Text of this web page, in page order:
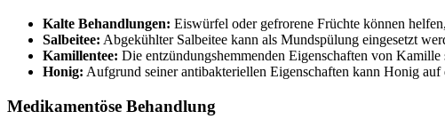
Kalte Behandlungen: Eiswürfel oder gefrorene Früchte können
Salbeitee: Abgekühlter Salbeitee kann als Mundspülung eingesetzt
Kamillentee: Die entzündungshemmenden Eigenschaften von
Honig: Aufgrund seiner antibakteriellen Eigenschaften kann Honig
Medikamentöse Behandlung